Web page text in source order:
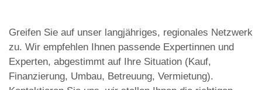
Greifen Sie auf unser langjähriges, regionales Netzwerk
zu. Wir empfehlen Ihnen passende Expertinnen und
Experten, abgestimmt auf Ihre Situation (Kauf,
Finanzierung, Umbau, Betreuung, Vermietung).